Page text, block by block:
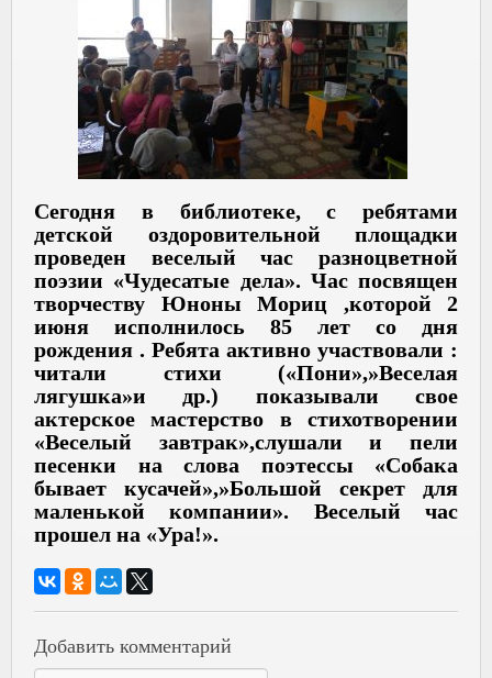
Сегодня в библиотеке, с ребятами
детской оздоровительной площадки
проведен веселый час разноцветной
поэзии «Чудесатые дела». Час посвящен
творчеству Юноны Мориц ,которой 2
июня исполнилось 85 лет со дня
рождения . Ребята активно участвовали :
читали стихи («Пони»,»Веселая
лягушка»и др.) показывали свое
актерское мастерство в стихотворении
«Веселый завтрак»,слушали и пели
песенки на слова поэтессы «Собака
бывает кусачей»,»Большой секрет для
маленькой компании». Веселый час
прошел на «Ура!».
Добавить комментарий